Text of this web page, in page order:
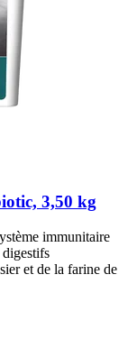
3,50 kg
immunitaire
et de la farine de